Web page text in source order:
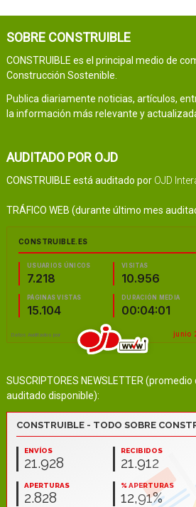
SOBRE CONSTRUIBLE
CONSTRUIBLE es el principal medio de
Construcción Sostenible.
Publica diariamente noticias, artículos,
la información más relevante y
AUDITADO POR OJD
CONSTRUIBLE está auditado por OJD
TRÁFICO WEB (durante último mes
SUSCRIPTORES NEWSLETTER
auditado disponible):